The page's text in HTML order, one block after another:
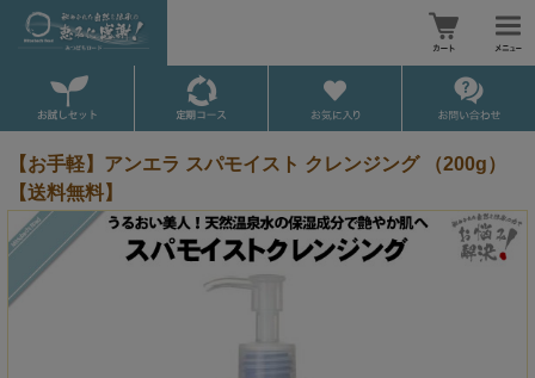
【お手軽】アンエラ スパモイスト クレンジング （200g）
【送料無料】